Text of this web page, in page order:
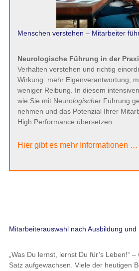
Menschen verstehen – Mitarbeiter
Neurologische Führung in der
Verhalten verstehen und richtig
Wirkung: mehr Eigenverantwortung,
weniger Reibung. In diesem
wie Sie mit NeurologischerFührung
nehmen und das Potenzial Ihrer
High Performance übersetzen.
Hier gibt es mehr Informationen …
Mitarbeiterauswahl nach Ausbildung und
„Was Du lernst, lernst Du für’s Leben!“
Satz aufgewachsen. Viele der heutigen